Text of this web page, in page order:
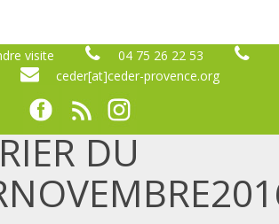
visite
04 75 26 22 53
ceder[at]ceder-provence.org
DU